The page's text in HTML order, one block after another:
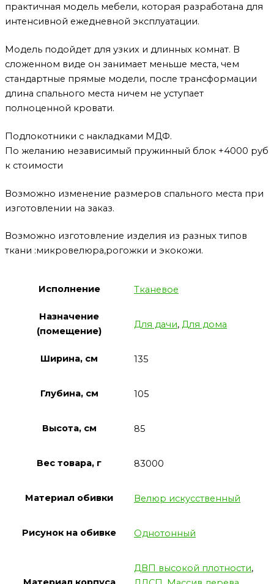
практичная модель мебели, которая разработана для
интенсивной ежедневной эксплуатации.
Модель подойдет для узких и длинных комнат. В
сложенном виде он занимает меньше места, чем
стандартные прямые модели, после трансформации
длина спального места ничем не уступает
полноценной кровати.
Подлокотники с накладками МДФ.
По желанию независимый пружинный блок +4000 руб
к стоимости
Возможно изменение размеров спального места при
изготовлении на заказ.
Возможно изготовление изделия из разных типов
ткани :микровелюра,рогожки и экокожи.
Исполнение Тканевое
Назначение
(помещение)
Для дачи, Для дома
Ширина, см 135
Глубина, см 105
Высота, см 85
Вес товара, г 83000
Материал обивки Велюр искусственный
Рисунок на обивке Однотонный
ДВП высокой плотности,